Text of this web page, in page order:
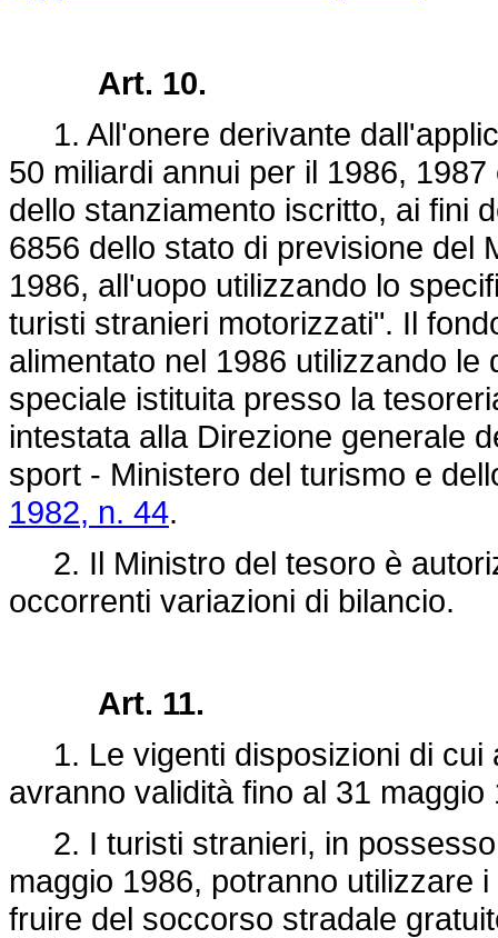
Art. 10.
1. All'onere derivante
50 miliardi annui per il 1986,
dello stanziamento iscritto, ai fini
6856 dello stato di previsione del
1986, all'uopo utilizzando lo
turisti stranieri motorizzati". Il
alimentato nel 1986 utilizzando
speciale istituita presso la
intestata alla Direzione generale
sport - Ministero del turismo e
1982, n. 44.
2. Il Ministro del tesoro è
occorrenti variazioni di bilancio.
Art. 11.
1. Le vigenti disposizioni di cui
avranno validità fino al 31 maggio
2. I turisti stranieri, in possesso
maggio 1986, potranno utilizzare
fruire del soccorso stradale